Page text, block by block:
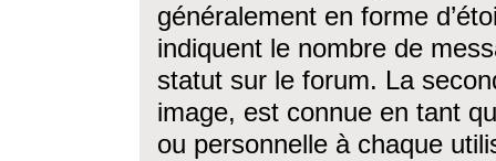
généralement en forme
indiquent le nombre de
statut sur le forum. La
image, est connue en tant
ou personnelle à chaque